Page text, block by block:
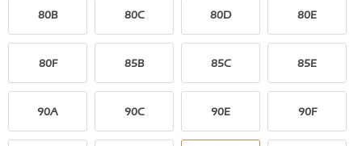
80B 80C 80D 80E
80F 85B 85C 85E
90A 90C 90E 90F